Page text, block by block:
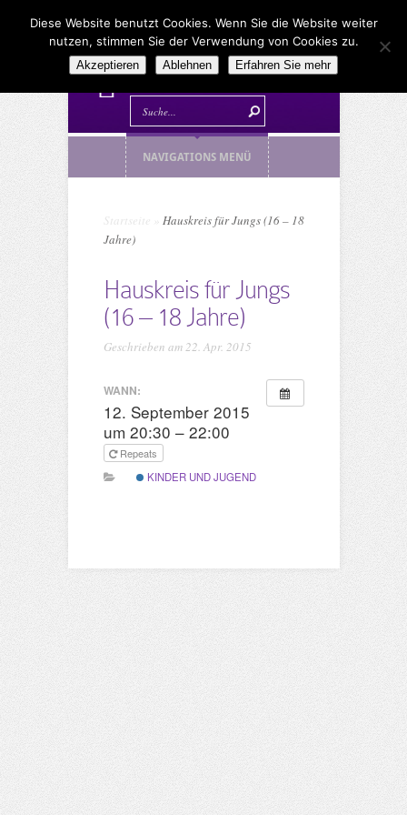
NAVIGATIONS MENÜ
Startseite
Hauskreis für Jungs (16 – 18
Jahre)
Hauskreis für Jungs
(16 – 18 Jahre)
Geschrieben am 22. Apr. 2015
WANN:
12. September 2015
um 20:30 – 22:00
Repeats
KINDER UND JUGEND
Diese Website benutzt Cookies. Wenn Sie die Website weiter
nutzen, stimmen Sie der Verwendung von Cookies zu.
Akzeptieren Ablehnen Erfahren Sie mehr